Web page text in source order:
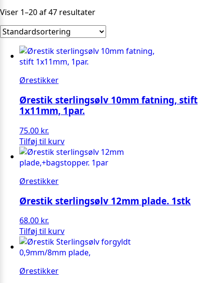
Viser 1–20 af 47 resultater
Ørestikker
Ørestik sterlingsølv 10mm fatning, stift
1x11mm, 1par.
75.00 kr.
Tilføj til kurv
Ørestikker
Ørestik sterlingsølv 12mm plade. 1stk
68.00 kr.
Tilføj til kurv
Ørestikker